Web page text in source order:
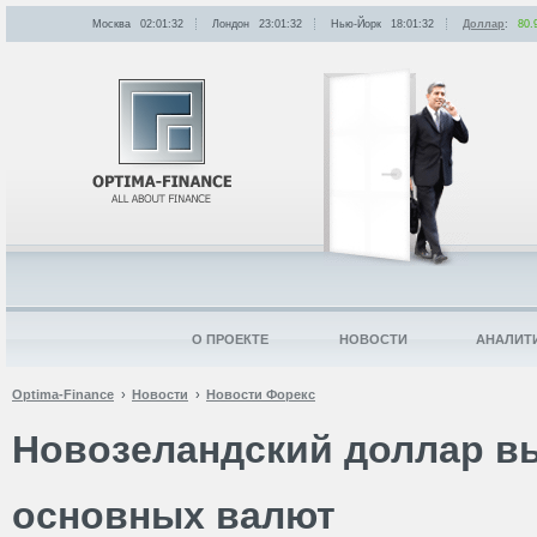
Optima-Finance Новости Новости Форекс
Новозеландский доллар
основных валют
Москва 02:01:32 Лондон 23:01:32 Нью-Йорк 18:01:32 Доллар:
О ПРОЕКТЕ НОВОСТИ